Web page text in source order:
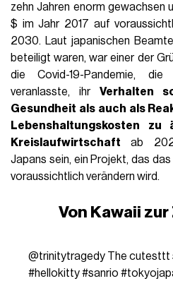
zehn Jahren enorm gewachsen
$ im Jahr 2017 auf
2030. Laut japanischen
beteiligt waren, war einer der
die Covid-19-Pandemie,
veranlasste, ihrVerhalten
Gesundheit als auch als
Lebenshaltungskosten zu
Kreislaufwirtschaft ab
Japans sein, ein Projekt, das
voraussichtlich verändern wird.
Von Kawaii
@trinitytragedyThe cutesttt
#hellokitty#sanrio